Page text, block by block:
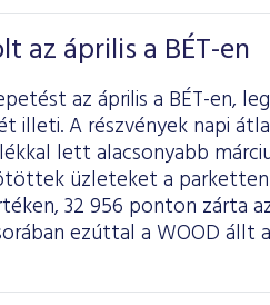
az április a BÉT-en
az április a BÉT-en,
illeti. A részvények napi
lett alacsonyabb
üzleteket a
32 956 ponton zárta
ezúttal a WOOD állt